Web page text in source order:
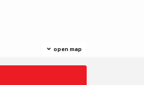
open map